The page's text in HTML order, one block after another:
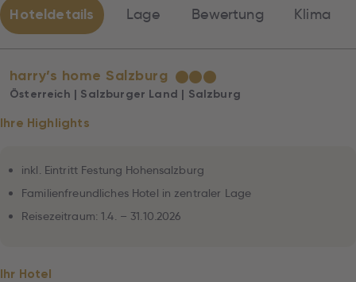
Hoteldetails Lage Bewertung Klima
harry’s home Salzburg ★★★
Österreich | Salzburger Land | Salzburg
Ihre Highlights
inkl. Eintritt Festung Hohensalzburg
Familienfreundliches Hotel in zentraler Lage
Reisezeitraum: 1.4. – 31.10.2026
Ihr Hotel